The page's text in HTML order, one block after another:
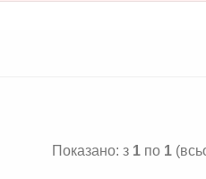
Показано: з 1 по 1